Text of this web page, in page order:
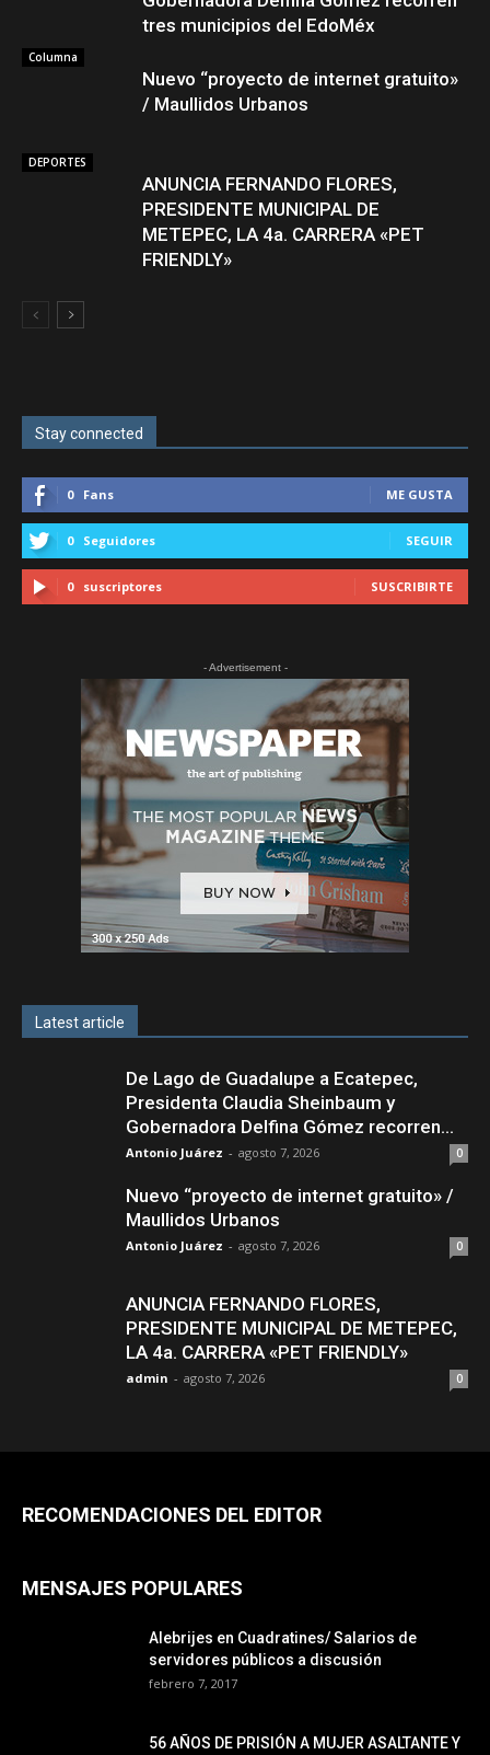
tres municipios del EdoMéx
Columna
Nuevo “proyecto de internet gratuito»
/ Maullidos Urbanos
DEPORTES
ANUNCIA FERNANDO FLORES,
PRESIDENTE MUNICIPAL DE
METEPEC, LA 4a. CARRERA «PET
FRIENDLY»
Stay connected
0 Fans ME GUSTA
0 Seguidores SEGUIR
0 suscriptores SUSCRIBIRTE
- Advertisement -
Latest article
De Lago de Guadalupe a Ecatepec,
Presidenta Claudia Sheinbaum y
Gobernadora Delfina Gómez recorren...
Antonio Juárez - agosto 7, 2026 0
Nuevo “proyecto de internet gratuito» /
Maullidos Urbanos
Antonio Juárez - agosto 7, 2026 0
ANUNCIA FERNANDO FLORES,
PRESIDENTE MUNICIPAL DE METEPEC,
LA 4a. CARRERA «PET FRIENDLY»
admin - agosto 7, 2026 0
RECOMENDACIONES DEL EDITOR
MENSAJES POPULARES
Alebrijes en Cuadratines/ Salarios de
servidores públicos a discusión
febrero 7, 2017
56 AÑOS DE PRISIÓN A MUJER ASALTANTE Y